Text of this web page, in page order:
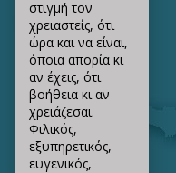
στιγμή τον
χρειαστείς, ότι
ώρα και να είναι,
όποια απορία κι
αν έχεις, ότι
βοήθεια κι αν
χρειάζεσαι.
Φιλικός,
εξυπηρετικός,
ευγενικός,